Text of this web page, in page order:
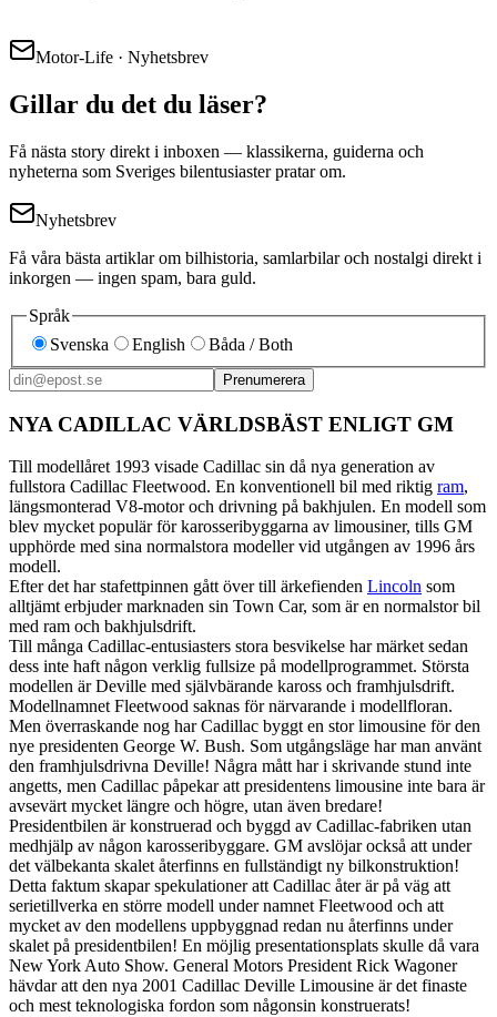
Motor-Life · Nyhetsbrev
Gillar du det du läser?
Få nästa story direkt i inboxen — klassikerna, guiderna och
nyheterna som Sveriges bilentusiaster pratar om.
Nyhetsbrev
Få våra bästa artiklar om bilhistoria, samlarbilar och nostalgi direkt i
inkorgen — ingen spam, bara guld.
Språk
Svenska
English Båda / Both
Prenumerera
NYA CADILLAC VÄRLDSBÄST ENLIGT GM
Till modellåret 1993 visade Cadillac sin då nya generation av
fullstora Cadillac Fleetwood. En konventionell bil med riktig ram,
längsmonterad V8-motor och drivning på bakhjulen. En modell som
blev mycket populär för karosseribyggarna av limousiner, tills GM
upphörde med sina normalstora modeller vid utgången av 1996 års
modell.
Efter det har stafettpinnen gått över till ärkefienden Lincoln som
alltjämt erbjuder marknaden sin Town Car, som är en normalstor bil
med ram och bakhjulsdrift.
Till många Cadillac-entusiasters stora besvikelse har märket sedan
dess inte haft någon verklig fullsize på modellprogrammet. Största
modellen är Deville med självbärande kaross och framhjulsdrift.
Modellnamnet Fleetwood saknas för närvarande i modellfloran.
Men överraskande nog har Cadillac byggt en stor limousine för den
nye presidenten George W. Bush. Som utgångsläge har man använt
den framhjulsdrivna Deville! Några mått har i skrivande stund inte
angetts, men Cadillac påpekar att presidentens limousine inte bara är
avsevärt mycket längre och högre, utan även bredare!
Presidentbilen är konstruerad och byggd av Cadillac-fabriken utan
medhjälp av någon karosseribyggare. GM avslöjar också att under
det välbekanta skalet återfinns en fullständigt ny bilkonstruktion!
Detta faktum skapar spekulationer att Cadillac åter är på väg att
serietillverka en större modell under namnet Fleetwood och att
mycket av den modellens uppbyggnad redan nu återfinns under
skalet på presidentbilen! En möjlig presentationsplats skulle då vara
New York Auto Show. General Motors President Rick Wagoner
hävdar att den nya 2001 Cadillac Deville Limousine är det finaste
och mest teknologiska fordon som någonsin konstruerats!